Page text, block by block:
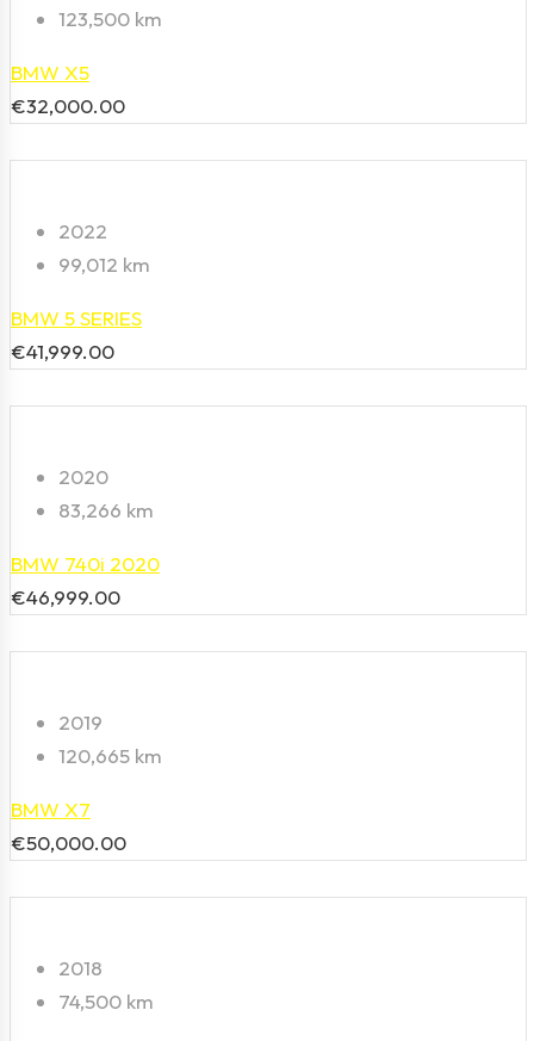
123,500 km
BMW X5
€32,000.00
2022
99,012 km
BMW 5 SERIES
€41,999.00
2020
83,266 km
BMW 740i 2020
€46,999.00
2019
120,665 km
BMW X7
€50,000.00
2018
74,500 km